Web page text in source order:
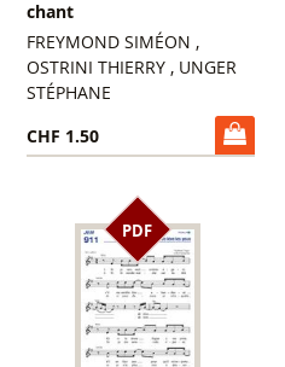
chant
FREYMOND SIMÉON ,
OSTRINI THIERRY , UNGER
STÉPHANE
CHF 1.50
PDF